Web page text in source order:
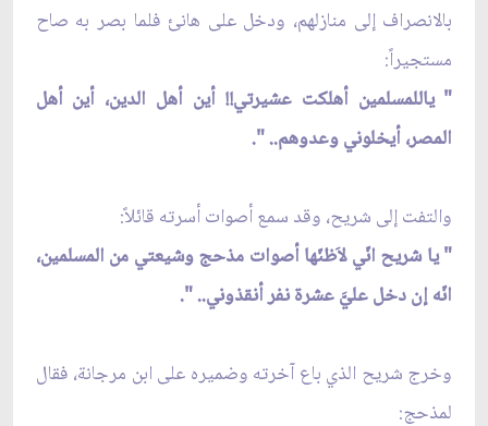
بالانصراف إلى منازلهم، ودخل على هانئ فلما بصر به صاح
مستجيراً:
" ياللمسلمين أهلكت عشيرتي!! أين أهل الدين، أين أهل
المصر، أيخلوني وعدوهم.. ".
والتفت إلى شريح، وقد سمع أصوات أسرته قائلاً:
" يا شريح انّي لاَظنّها أصوات مذحج وشيعتي من المسلمين،
انّه إن دخل عليَّ عشرة نفر أنقذوني.. ".
وخرج شريح الذي باع آخرته وضميره على ابن مرجانة، فقال
لمذحج: